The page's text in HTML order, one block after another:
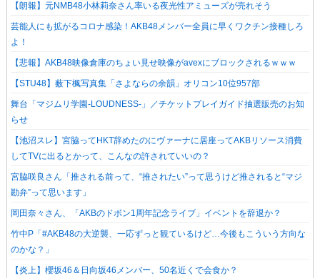
【朗報】元NMB48小林莉奈さん率いる夜光性アミューズが売れそう
芸能人にも拡がるコロナ感染！AKB48メンバー全員に早くワクチン接種しろ
よ！
【悲報】AKB48映像倉庫のちょい見せ映像がavexにブロックされるｗｗｗ
【STU48】薮下楓写真集「さよならの余韻」オリコン10位957部
舞台「マジムリ学園-LOUDNESS-」／チケットプレイガイド抽選販売のお知
らせ
【池沼スレ】宮脇ってHKT辞めたのにヴァーナに居座ってAKBリソース消費
してTVに出るとかって、こんなの許されていいの？
宮脇咲良さん「推される前って、“推されたい”って思うけど推されると“マジ
勘弁”って思います」
岡田奈々さん、「AKBのドボン1周年記念ライブ」イベントを辞退か？
竹中P「#AKB48の大逆襲、一応ずっと観ているけど…今後もこういう方向な
のかな？」
【炎上】櫻坂46＆日向坂46メンバー、50名近くで会食か？